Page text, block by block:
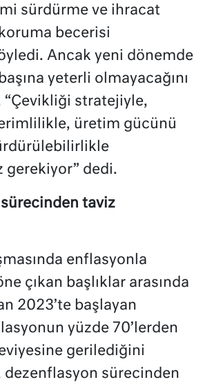
sürdürme ve ihracat
koruma becerisi
Ancak yeni dönemde
yeterli olmayacağını
“Çevikliği stratejiyle,
üretim gücünü
gerekiyor” dedi.
taviz
enflasyonla
çıkan başlıklar arasında
2023’te başlayan
yüzde 70’lerden
gerilediğini
dezenflasyon sürecinden